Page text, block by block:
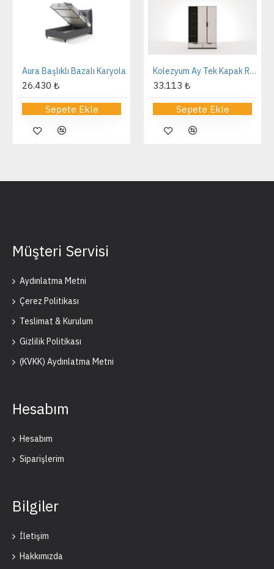
Aura Başlıklı Bazalı Karyola
26.430 ₺
Sepete Ekle
Kolezyum Ay Tek Kapak Reflekte Dolap
33.113 ₺
Sepete Ekle
Müşteri Servisi
Aydınlatma Metni
Çerez Politikası
Teslimat & Kurulum
Gizlilik Politikası
(KVKK) Aydınlatma Metni
Hesabım
Hesabım
Siparişlerim
Bilgiler
İletişim
Hakkımızda